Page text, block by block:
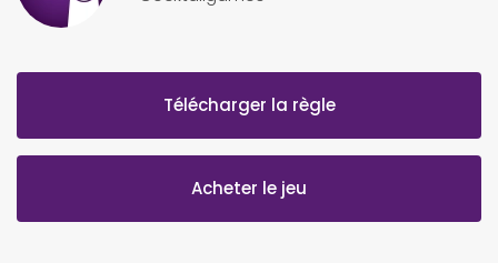
Télécharger la règle
Acheter le jeu